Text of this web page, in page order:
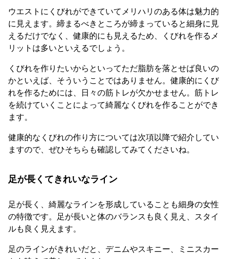
ウエストにくびれができていてメリハリのある体は魅力的
に見えます。締まるべきところが締まっていると細身に見
えるだけでなく、健康的にも見えるため、くびれを作るメ
リットは多いといえるでしょう。
くびれを作りたいからといってただ脂肪を落とせば良いの
かといえば、そういうことではありません。健康的にくび
れを作るためには、日々の筋トレが欠かせません。筋トレ
を続けていくことによって綺麗なくびれを作ることができ
ます。
健康的なくびれの作り方については次項以降で紹介してい
ますので、ぜひそちらも確認してみてくださいね。
足が長くてきれいなライン
足が長く、綺麗なラインを形成していることも細身の女性
の特徴です。足が長いと体のバランスも良く見え、スタイ
ルも良く見えます。
足のラインがきれいだと、デニムやスキニー、ミニスカー